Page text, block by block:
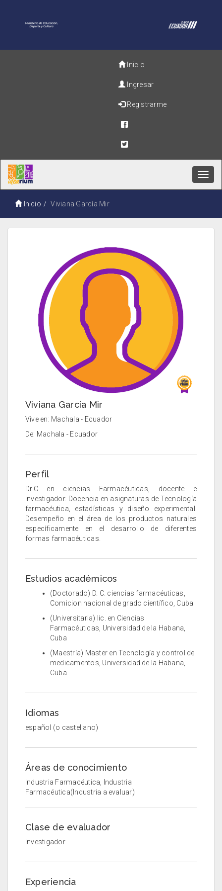
Inicio
Ingresar
Registrarme
Inicio Viviana García Mir
Viviana García Mir
Vive en: Machala - Ecuador
De: Machala - Ecuador
Perfil
Dr.C en ciencias Farmacéuticas, docente e
investigador. Docencia en asignaturas de Tecnología
farmacéutica, estadísticas y diseño experimental.
Desempeño en el área de los productos naturales
específicamente en el desarrollo de diferentes
formas farmacéuticas.
Estudios académicos
(Doctorado) D. C. ciencias farmacéuticas,
Comicion nacional de grado científico, Cuba
(Universitaria) lic. en Ciencias
Farmacéuticas, Universidad de la Habana,
Cuba
(Maestría) Master en Tecnología y control de
medicamentos, Universidad de la Habana,
Cuba
Idiomas
español (o castellano)
Áreas de conocimiento
Industria Farmacéutica, Industria
Farmacéutica(Industria a evaluar)
Clase de evaluador
Investigador
Experiencia